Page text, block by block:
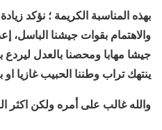
بهذه المناسبة الكريمة ؛ نؤكد
والاهتمام بقوات جيشنا الباسل،
جيشا مهابا ومحصنا بالعدل
ينتهك تراب وطننا الحبيب غازيا او
والله غالب على أمره ولكن اكثر